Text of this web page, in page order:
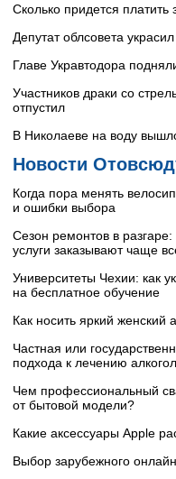
Сколько придется платить
Депутат облсовета
Главе Укравтодора
Участников драки со
отпустил
В Николаеве на воду
Новости
Когда пора менять
и ошибки выбора
Сезон ремонтов в
услуги заказывают чаще
Университеты Чехии: как
на бесплатное обучение
Как носить яркий
Частная или
подхода к лечению
Чем профессиональный
от бытовой модели?
Какие аксессуары Apple
Выбор зарубежного